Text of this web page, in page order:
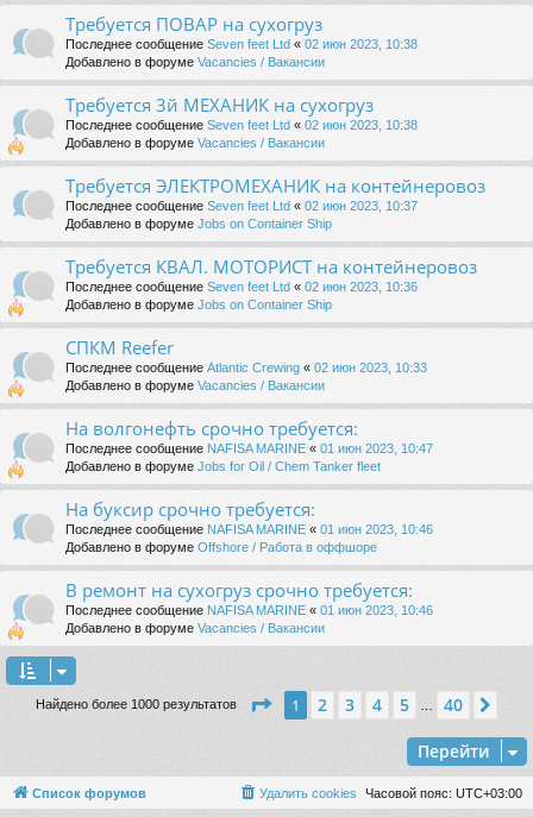
Требуется ПОВАР на сухогруз
Последнее сообщение Seven feet Ltd « 02 июн 2023, 10:38
Добавлено в форуме Vacancies / Вакансии
Требуется 3й МЕХАНИК на сухогруз
Последнее сообщение Seven feet Ltd « 02 июн 2023, 10:38
Добавлено в форуме Vacancies / Вакансии
Требуется ЭЛЕКТРОМЕХАНИК на контейнеровоз
Последнее сообщение Seven feet Ltd « 02 июн 2023, 10:37
Добавлено в форуме Jobs on Container Ship
Требуется КВАЛ. МОТОРИСТ на контейнеровоз
Последнее сообщение Seven feet Ltd « 02 июн 2023, 10:36
Добавлено в форуме Jobs on Container Ship
СПКМ Reefer
Последнее сообщение Atlantic Crewing « 02 июн 2023, 10:33
Добавлено в форуме Vacancies / Вакансии
На волгонефть срочно требуется:
Последнее сообщение NAFISA MARINE « 01 июн 2023, 10:47
Добавлено в форуме Jobs for Oil / Chem Tanker fleet
На буксир срочно требуется:
Последнее сообщение NAFISA MARINE « 01 июн 2023, 10:46
Добавлено в форуме Offshore / Работа в оффшоре
В ремонт на сухогруз срочно требуется:
Последнее сообщение NAFISA MARINE « 01 июн 2023, 10:46
Добавлено в форуме Vacancies / Вакансии
Найдено более 1000 результатов Страница из 40
1 2 3 4 5 40
Перейти
Список форумов Часовой пояс: UTC+03:00
Удалить cookies